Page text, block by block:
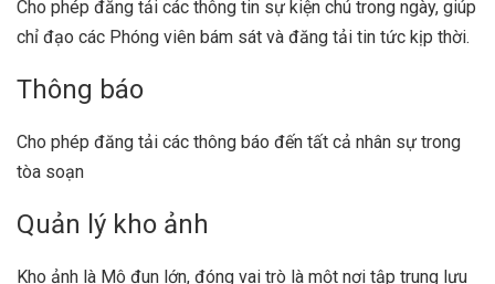
Cho phép đăng tải các thông tin sự kiện chú trong ngày, giúp
chỉ đạo các Phóng viên bám sát và đăng tải tin tức kịp thời.
Thông báo
Cho phép đăng tải các thông báo đến tất cả nhân sự trong
tòa soạn
Quản lý kho ảnh
Kho ảnh là Mô đun lớn, đóng vai trò là một nơi tập trung lưu